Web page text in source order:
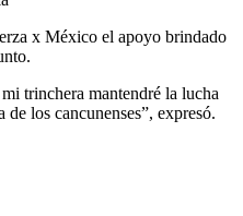
x México el apoyo brindado
trinchera mantendré la lucha
los cancunenses”, expresó.